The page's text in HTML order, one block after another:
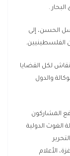
.
الحسن، إلى
الفلسطينيين.
لكل القضايا
والدول
المشاركون
الغوث الدولية
الأعلام